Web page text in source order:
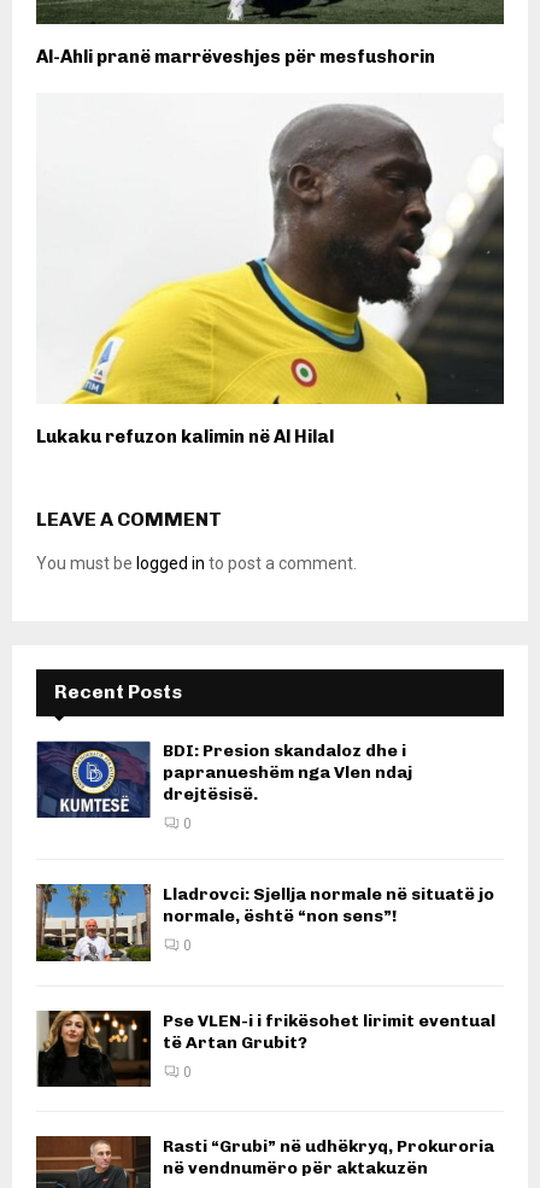
Al-Ahli pranë marrëveshjes për mesfushorin
​Lukaku refuzon kalimin në Al Hilal
LEAVE A COMMENT
You must be logged in to post a comment.
Recent Posts
BDI: Presion skandaloz dhe i
papranueshëm nga Vlen ndaj
drejtësisë.
0
Lladrovci: Sjellja normale në situatë jo
normale, është “non sens”!
0
Pse VLEN-i i frikësohet lirimit eventual
të Artan Grubit?
0
Rasti “Grubi” në udhëkryq, Prokuroria
në vendnumëro për aktakuzën